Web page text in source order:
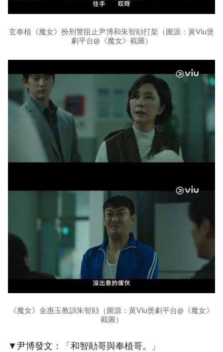
玄奉植《魔女》扮刑警阻止尹博和朱智勛打架（圖源：黃Viu煲
劇平台@《魔女》截圖）
《魔女》金惠玉教訓朱智勛（圖源：黃Viu煲劇平台@《魔女》
截圖）
▼尹博發文：「和智勛哥與奉植哥。」